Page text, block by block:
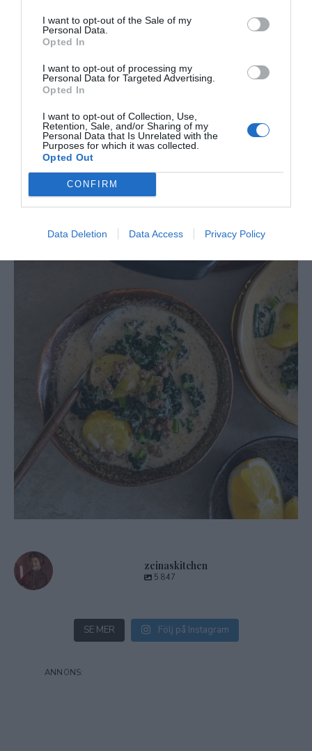
I want to opt-out of the Sale of my
Personal Data.
Opted In
I want to opt-out of processing my
Personal Data for Targeted Advertising.
Opted In
I want to opt-out of Collection, Use,
Retention, Sale, and/or Sharing of my
Personal Data that Is Unrelated with the
Purposes for which it was collected.
Opted Out
CONFIRM
Data Deletion Data Access Privacy Policy
zeinaskitchen
5 847
SE MER Följ på Instagram